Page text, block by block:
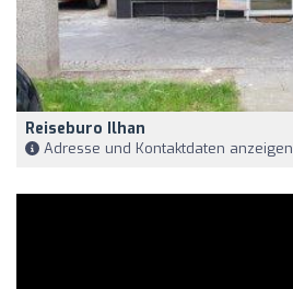
Reiseburo Ilhan
Adresse und Kontaktdaten anzeigen